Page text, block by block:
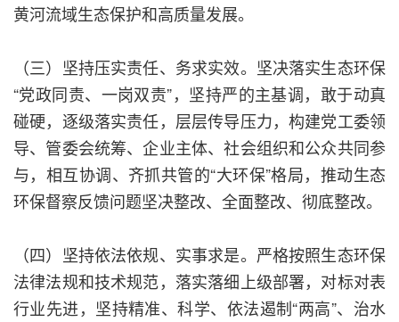
黄河流域生态保护和高质量发展。
（三）坚持压实责任、务求实效。坚决落实生态环保
“党政同责、一岗双责”，坚持严的主基调，敢于动真
碰硬，逐级落实责任，层层传导压力，构建党工委领
导、管委会统筹、企业主体、社会组织和公众共同参
与，相互协调、齐抓共管的“大环保”格局，推动生态
环保督察反馈问题坚决整改、全面整改、彻底整改。
（四）坚持依法依规、实事求是。严格按照生态环保
法律法规和技术规范，落实落细上级部署，对标对表
行业先进，坚持精准、科学、依法遏制“两高”、治水